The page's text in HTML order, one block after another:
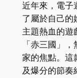
近年來，電子
了屬於自己的
主題熱血的遊
「赤三國」
家的焦點。這
及爆分的節奏